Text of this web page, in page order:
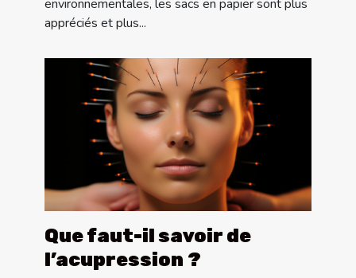
environnementales, les sacs en papier sont plus
appréciés et plus...
Que faut-il savoir de
l’acupression ?